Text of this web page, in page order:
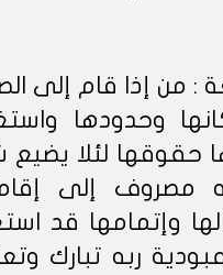
: من إذا قام إلى
وحدودها
حقوقها لئلا يضيع
مصروف إلى
وإتمامها قد
ربه تبارك